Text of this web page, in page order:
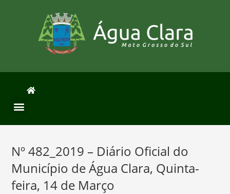
Nº 482_2019 – Diário Oficial do
Município de Água Clara, Quinta-
feira, 14 de Março